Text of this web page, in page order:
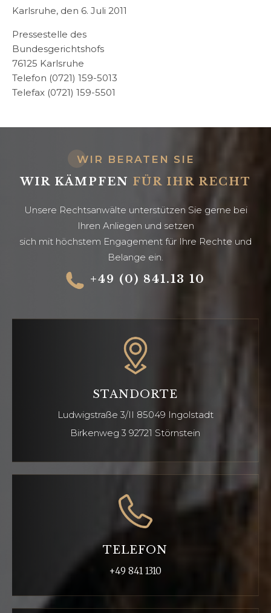
Karlsruhe, den 6. Juli 2011
Pressestelle des
Bundesgerichtshofs
76125 Karlsruhe
Telefon (0721) 159-5013
Telefax (0721) 159-5501
WIR BERATEN SIE
WIR KÄMPFEN FÜR IHR RECHT
Unsere Rechtsanwälte unterstützen Sie gerne bei
Ihren Anliegen und setzen
sich mit höchstem Engagement für Ihre Rechte und
Belange ein.
+49 (0) 841.13 10
STANDORTE
Ludwigstraße 3/II 85049 Ingolstadt
Birkenweg 3 92721 Störnstein
TELEFON
+49 841 1310